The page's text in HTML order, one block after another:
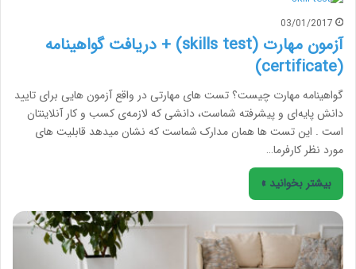
03/01/2017
آزمون مهارت (skills test) + دریافت گواهینامه
(certificate)
گواهینامه مهارت چیست؟ تست های مهارتی در واقع آزمون هایی برای تایید
دانش پایه‌ای و پیشرفته شماست، دانشی که لازمه‌ی کسب و کار آنلاینتان
است . این تست ها همان مدارک شماست که نشان میدهد قابلیت های
مورد نظر کارفرما…
بیشتر بخوانید »